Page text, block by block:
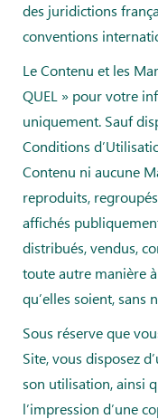
des juridictions
conventions
Le Contenu et les
QUEL » pour votre
uniquement. Sauf
Conditions
Contenu ni aucune
reproduits,
affichés
distribués, vendus,
toute autre manière
qu’elles soient, sans
Sous réserve que
Site, vous disposez
son utilisation, ainsi
l’impression d’une